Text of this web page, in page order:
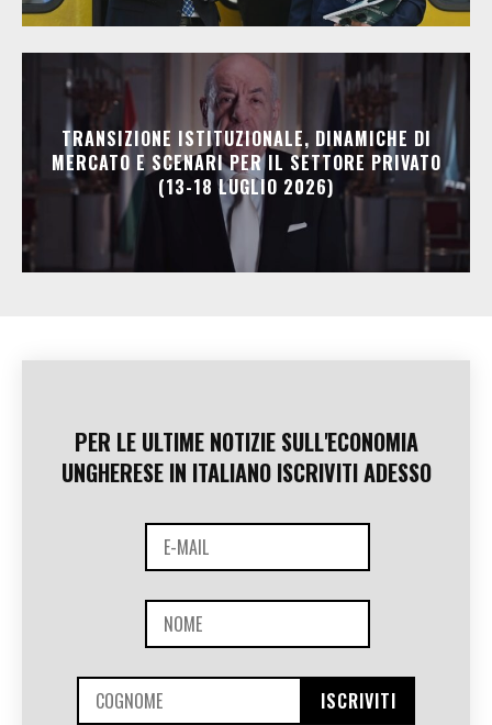
TRANSIZIONE ISTITUZIONALE, DINAMICHE DI
MERCATO E SCENARI PER IL SETTORE PRIVATO
(13-18 LUGLIO 2026)
PER LE ULTIME NOTIZIE SULL'ECONOMIA
UNGHERESE IN ITALIANO ISCRIVITI ADESSO